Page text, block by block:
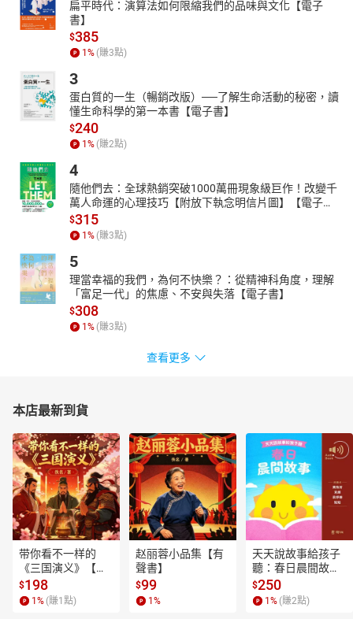
扁平時代：演算法如何限縮我們的品味與文化【電子
書】
$385
1 % (賺3點)
3
蛋白質的一生（暢銷改版）──了解生命活動的秘密，讀
懂生命科學的第一本書【電子書】
$240
1 % (賺2點)
4
隨他們去：全球熱銷突破1000萬冊現象級巨作！改變千
萬人命運的心理技巧【附放下執念明信片圖】【電子
書】
$315
1 % (賺3點)
5
理當幸福的我們，為何不快樂？：從精神科角度，理解
「富足一代」的焦慮、不安與失落【電子書】
$308
1 % (賺3點)
查看更多
本店最新到貨
带你看不一样的
《三国演义》【有
聲書】
$198
1 % (賺1 點)
赵丽蓉小品集【有
聲書】
$99
1 %
天天說故事給孩子
聽：春日晨間故事
【有聲書】
$250
1 % (賺2點)